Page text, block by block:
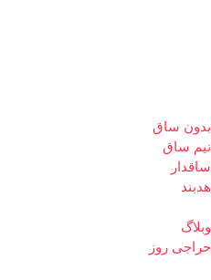
بدون ساق
نیم ساق
ساقدار
هدبند
وبلاگ
حراجی روز